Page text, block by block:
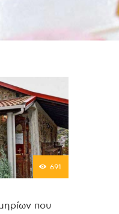
691
που